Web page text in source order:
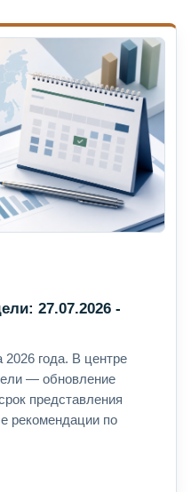
27.07.2026 -
года. В центре
— обновление
представления
рекомендации по